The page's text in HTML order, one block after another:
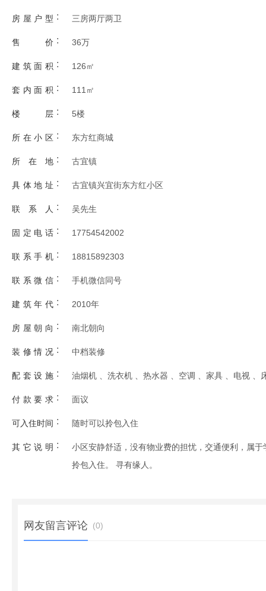
房屋户型 : 三房两厅两卫
售价 : 36万
建筑面积 : 126㎡
套内面积 : 111㎡
楼层 : 5楼
所在小区 : 东方红商城
所在地 : 古宜镇
具体地址 : 古宜镇兴宜街东方红小区
联系人 : 吴先生
固定电话 : 17754542002
联系手机 : 18815892303
联系微信 : 手机微信同号
建筑年代 : 2010年
房屋朝向 : 南北朝向
装修情况 : 中档装修
配套设施 : 油烟机 、洗衣机 、热水器 、空调 、家具 、电视 、
付款要求 : 面议
可入住时间 : 随时可以拎包入住
其它说明 :
小区安静舒适，没有物业费的担忧，交通便利，属
拎包入住。 寻有缘人。
网友留言评论 (0)